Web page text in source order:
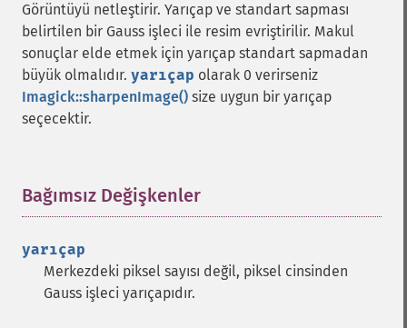
Görüntüyü netleştirir. Yarıçap ve standart sapması
belirtilen bir Gauss işleci ile resim evriştirilir. Makul
sonuçlar elde etmek için yarıçap standart sapmadan
büyük olmalıdır. yarıçap olarak 0 verirseniz
Imagick::sharpenImage() size uygun bir yarıçap
seçecektir.
Bağımsız Değişkenler
yarıçap
Merkezdeki piksel sayısı değil, piksel cinsinden
Gauss işleci yarıçapıdır.
getImageProperty
getImageRedPrimary
getImageRegion
getImageRenderingIntent
getImageResolution
getImagesBlob
getImageTicksPerSecond
getImageTotalInkDensity
getImageUnits
getImageVirtualPixelMethod
getImageWhitePoint